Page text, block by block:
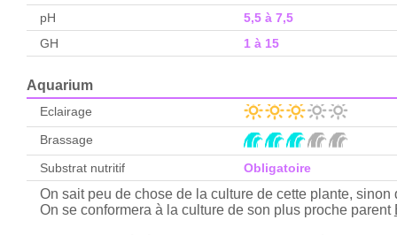
pH
5,5 à 7,5
GH
1 à 15
Aquarium
Eclairage
Brassage
Substrat nutritif
Obligatoire
On sait peu de chose de la culture de cette plante,
On se conformera à la culture de son plus proche parent